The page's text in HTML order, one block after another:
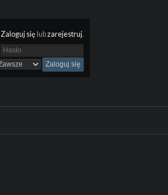
Zaloguj się lubzarejestruj.